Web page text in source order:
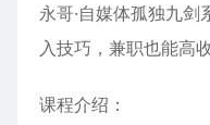
永哥·自媒体孤独九
入技巧，兼职也能高
课程介绍：